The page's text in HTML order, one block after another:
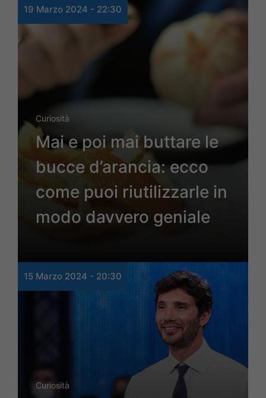
19 Marzo 2024 - 22:30
Curiosità
Mai e poi mai buttare le
bucce d’arancia: ecco
come puoi riutilizzarle in
modo davvero geniale
15 Marzo 2024 - 20:30
Curiosità